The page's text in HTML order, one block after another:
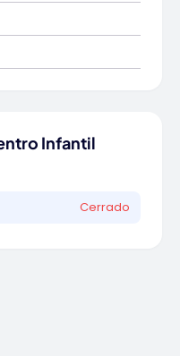
Infantil
Cerrado